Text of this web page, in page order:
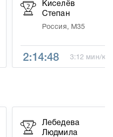
2
Киселёв
Степан
Россия, М35
2:14:48 3:12 мин/км
2
Лебедева
Людмила